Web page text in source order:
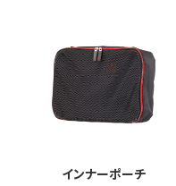
インナーポーチ